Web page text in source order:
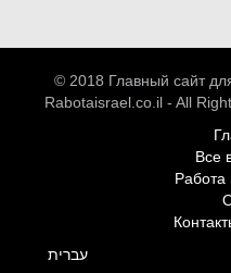
© 2018 Главный сайт
Rabotaisrael.co.il - All
Все
Работа
עברית